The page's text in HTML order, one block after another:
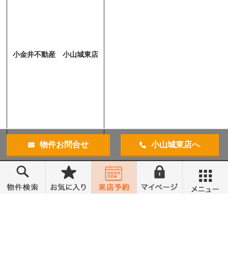
物件お問合せ 小山城東店へ
小金井不動産 小山城東店